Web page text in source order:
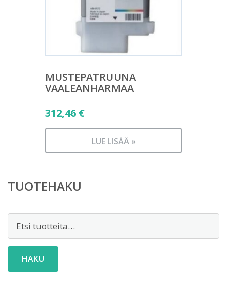
MUSTEPATRUUNA
VAALEANHARMAA
312,46 €
LUE LISÄÄ »
TUOTEHAKU
HAKU